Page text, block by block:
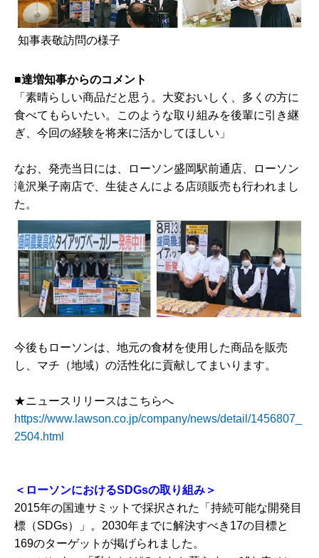
知事表敬訪問の様子
■達増知事からのコメント
「素晴らしい商品だと思う。大変おいしく、多くの方に
食べてもらいたい。このような取り組みを後輩に引き継
ぎ、今回の経験を将来に活かしてほしい」
なお、発売当日には、ローソン盛岡駅前通店、ローソン
滝沢巣子南店で、生徒さんによる店頭販売も行われまし
た。
今後もローソンは、地元の食材を使用した商品を販売
し、マチ（地域）の活性化に貢献してまいります。
★ニュースリリースはこちらへ
https://www.lawson.co.jp/company/news/detail/1456807_
2504.html
＜ローソンにおけるSDGsの取り組み＞
2015年の国連サミットで採択された「持続可能な開発目
標（SDGs）」。2030年までに解決すべき17の目標と
169のターゲットが掲げられました。